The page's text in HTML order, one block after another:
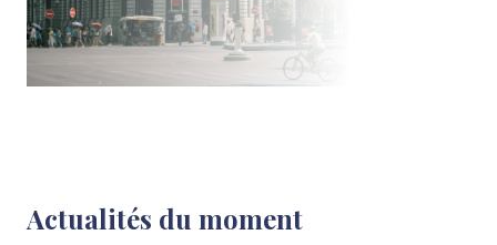
Actualités du moment